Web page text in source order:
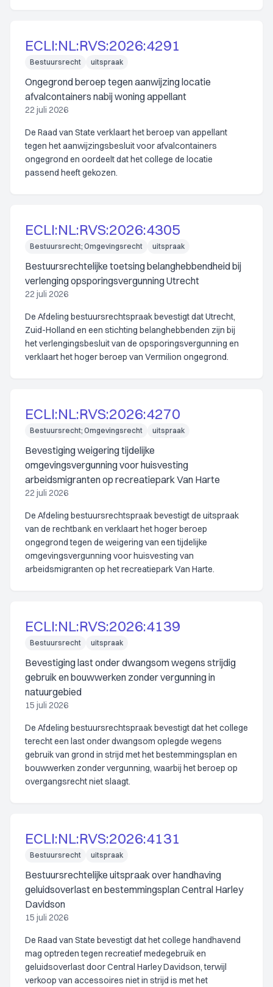
ECLI:NL:RVS:2026:4291
Bestuursrecht uitspraak
Ongegrond beroep tegen aanwijzing locatie
afvalcontainers nabij woning appellant
22 juli 2026
De Raad van State verklaart het beroep van appellant
tegen het aanwijzingsbesluit voor afvalcontainers
ongegrond en oordeelt dat het college de locatie
passend heeft gekozen.
ECLI:NL:RVS:2026:4305
Bestuursrecht; Omgevingsrecht uitspraak
Bestuursrechtelijke toetsing belanghebbendheid bij
verlenging opsporingsvergunning Utrecht
22 juli 2026
De Afdeling bestuursrechtspraak bevestigt dat Utrecht,
Zuid-Holland en een stichting belanghebbenden zijn bij
het verlengingsbesluit van de opsporingsvergunning en
verklaart het hoger beroep van Vermilion ongegrond.
ECLI:NL:RVS:2026:4270
Bestuursrecht; Omgevingsrecht uitspraak
Bevestiging weigering tijdelijke
omgevingsvergunning voor huisvesting
arbeidsmigranten op recreatiepark Van Harte
22 juli 2026
De Afdeling bestuursrechtspraak bevestigt de uitspraak
van de rechtbank en verklaart het hoger beroep
ongegrond tegen de weigering van een tijdelijke
omgevingsvergunning voor huisvesting van
arbeidsmigranten op het recreatiepark Van Harte.
ECLI:NL:RVS:2026:4139
Bestuursrecht uitspraak
Bevestiging last onder dwangsom wegens strijdig
gebruik en bouwwerken zonder vergunning in
natuurgebied
15 juli 2026
De Afdeling bestuursrechtspraak bevestigt dat het college
terecht een last onder dwangsom oplegde wegens
gebruik van grond in strijd met het bestemmingsplan en
bouwwerken zonder vergunning, waarbij het beroep op
overgangsrecht niet slaagt.
ECLI:NL:RVS:2026:4131
Bestuursrecht uitspraak
Bestuursrechtelijke uitspraak over handhaving
geluidsoverlast en bestemmingsplan Central Harley
Davidson
15 juli 2026
De Raad van State bevestigt dat het college handhavend
mag optreden tegen recreatief medegebruik en
geluidsoverlast door Central Harley Davidson, terwijl
verkoop van accessoires niet in strijd is met het